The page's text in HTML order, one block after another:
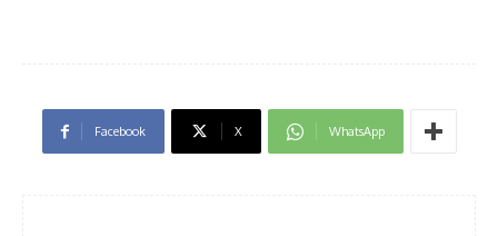
Facebook X WhatsApp